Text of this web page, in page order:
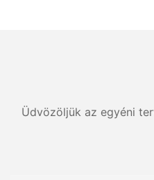
Üdvözöljük az egyéni